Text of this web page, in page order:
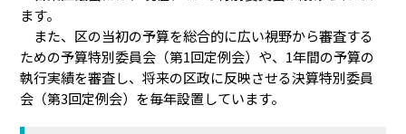
ます。
また、区の当初の予算を総合的に広い視野から審査する
ための予算特別委員会（第1回定例会）や、1年間の予算の
執行実績を審査し、将来の区政に反映させる決算特別委員
会（第3回定例会）を毎年設置しています。